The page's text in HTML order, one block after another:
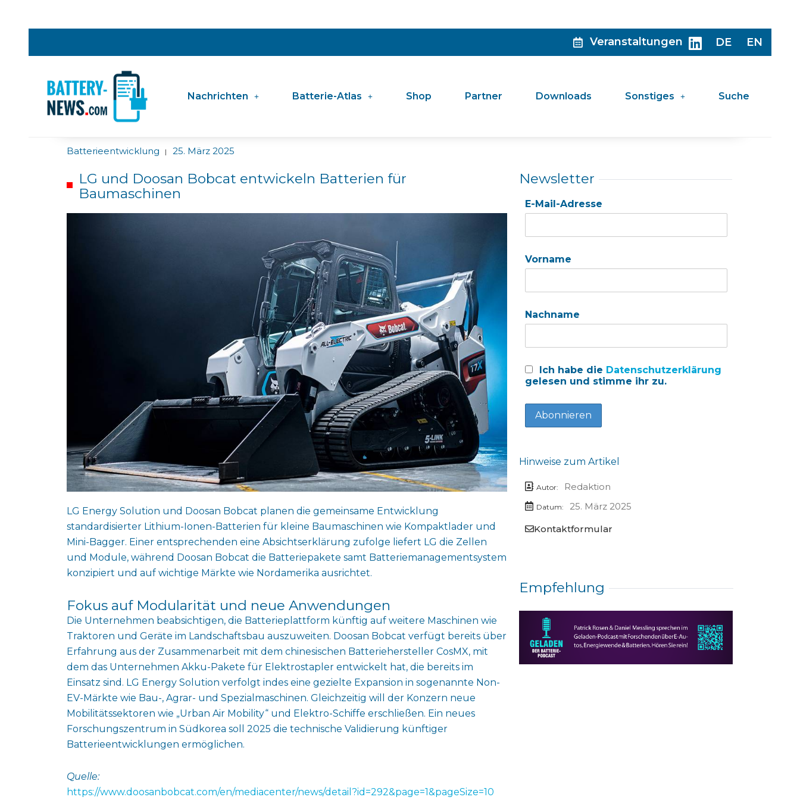
Veranstaltungen DE EN
Nachrichten Batterie-Atlas Shop Partner Downloads Sonstiges Suche
Batterieentwicklung | 25. März 2025
LG und Doosan Bobcat entwickeln Batterien für
Baumaschinen
LG Energy Solution und Doosan Bobcat planen die gemeinsame Entwicklung
standardisierter Lithium-Ionen-Batterien für kleine Baumaschinen wie Kompaktlader und
Mini-Bagger. Einer entsprechenden eine Absichtserklärung zufolge liefert LG die Zellen
und Module, während Doosan Bobcat die Batteriepakete samt Batteriemanagementsystem
konzipiert und auf wichtige Märkte wie Nordamerika ausrichtet.
Fokus auf Modularität und neue Anwendungen
Die Unternehmen beabsichtigen, die Batterieplattform künftig auf weitere Maschinen wie
Traktoren und Geräte im Landschaftsbau auszuweiten. Doosan Bobcat verfügt bereits über
Erfahrung aus der Zusammenarbeit mit dem chinesischen Batteriehersteller CosMX, mit
dem das Unternehmen Akku-Pakete für Elektrostapler entwickelt hat, die bereits im
Einsatz sind. LG Energy Solution verfolgt indes eine gezielte Expansion in sogenannte Non-
EV-Märkte wie Bau-, Agrar- und Spezialmaschinen. Gleichzeitig will der Konzern neue
Mobilitätssektoren wie „Urban Air Mobility“ und Elektro-Schiffe erschließen. Ein neues
Forschungszentrum in Südkorea soll 2025 die technische Validierung künftiger
Batterieentwicklungen ermöglichen.
Quelle:
https://www.doosanbobcat.com/en/mediacenter/news/detail?id=292&page=1&pageSize=10
Newsletter
E-Mail-Adresse
Vorname
Nachname
Ich habe die Datenschutzerklärung
gelesen und stimme ihr zu.
Hinweise zum Artikel
Autor: Redaktion
Datum:
25. März 2025
Kontaktformular
Empfehlung